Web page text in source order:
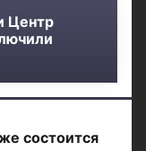
Центр
состоится